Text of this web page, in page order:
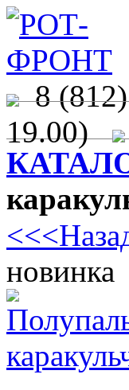
8 (812)
19.00)
новинка